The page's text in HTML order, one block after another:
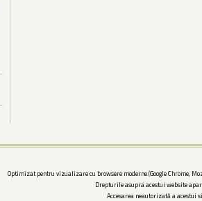
Optimizat pentru vizualizare cu browsere moderne (Google Chrome,
Drepturile asupra acestui website
Accesarea neautorizată a acestui